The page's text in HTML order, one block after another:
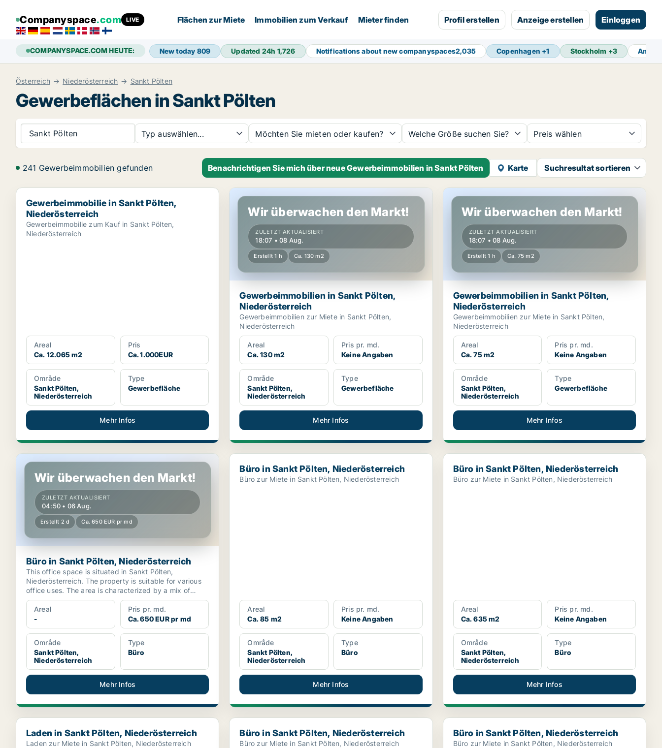
Companyspace.com LIVE Flächen zur Miete Immobilien zum Verkauf Mieter finden Profil erstellen Anzeige erstellen Einloggen
COMPANYSPACE.COM HEUTE: New today 809 Updated 24h 1,726 Notifications about new companyspaces2,035 Copenhagen +1 Stockholm +3
Österreich Niederösterreich Sankt Pölten
Gewerbeflächen in Sankt Pölten
Sankt Pölten Typ auswählen... Möchten Sie mieten oder kaufen? Welche Größe suchen Sie? Preis wählen
241 Gewerbeimmobilien gefunden Benachrichtigen Sie mich über neue Gewerbeimmobilien in Sankt Pölten Karte Suchresultat sortieren
Gewerbeimmobilie in Sankt Pölten, Niederösterreich
Gewerbeimmobilie in Sankt Pölten,
Niederösterreich
Gewerbeimmobilie zum Kauf in Sankt Pölten,
Niederösterreich
Areal
Ca. 12.065 m2
Pris
Ca. 1.000EUR
Område
Sankt Pölten,
Niederösterreich
Type
Gewerbefläche
Mehr Infos
Gewerbeimmobilien in Sankt Pölten, Niederösterreich
Wir überwachen den Markt!
ZULETZT AKTUALISIERT
18:07 • 08 Aug.
Erstellt 1 h Ca. 130 m2
Gewerbeimmobilien in Sankt Pölten,
Niederösterreich
Gewerbeimmobilien zur Miete in Sankt Pölten,
Niederösterreich
Areal
Ca. 130 m2
Pris pr. md.
Keine Angaben
Område
Sankt Pölten,
Niederösterreich
Type
Gewerbefläche
Mehr Infos
Gewerbeimmobilien in Sankt Pölten, Niederösterreich
Wir überwachen den Markt!
ZULETZT AKTUALISIERT
18:07 • 08 Aug.
Erstellt 1 h Ca. 75 m2
Gewerbeimmobilien in Sankt Pölten,
Niederösterreich
Gewerbeimmobilien zur Miete in Sankt Pölten,
Niederösterreich
Areal
Ca. 75 m2
Pris pr. md.
Keine Angaben
Område
Sankt Pölten,
Niederösterreich
Type
Gewerbefläche
Mehr Infos
Büro in Sankt Pölten, Niederösterreich
Wir überwachen den Markt!
ZULETZT AKTUALISIERT
04:50 • 06 Aug.
Erstellt 2 d Ca. 650 EUR pr md
Büro in Sankt Pölten, Niederösterreich
This office space is situated in Sankt Pölten,
Niederösterreich. The property is suitable for various
office uses. The area is characterized by a mix of
comm...
Areal
-
Pris pr. md.
Ca. 650 EUR pr md
Område
Sankt Pölten,
Niederösterreich
Type
Büro
Mehr Infos
Büro in Sankt Pölten, Niederösterreich
Büro in Sankt Pölten, Niederösterreich
Büro zur Miete in Sankt Pölten, Niederösterreich
Areal
Ca. 85 m2
Pris pr. md.
Keine Angaben
Område
Sankt Pölten,
Niederösterreich
Type
Büro
Mehr Infos
Büro in Sankt Pölten, Niederösterreich
Büro in Sankt Pölten, Niederösterreich
Büro zur Miete in Sankt Pölten, Niederösterreich
Areal
Ca. 635 m2
Pris pr. md.
Keine Angaben
Område
Sankt Pölten,
Niederösterreich
Type
Büro
Mehr Infos
Laden in Sankt Pölten, Niederösterreich
Laden in Sankt Pölten, Niederösterreich
Laden zur Miete in Sankt Pölten, Niederösterreich
Büro in Sankt Pölten, Niederösterreich
Büro in Sankt Pölten, Niederösterreich
Büro zur Miete in Sankt Pölten, Niederösterreich
Büro in Sankt Pölten, Niederösterreich
Büro in Sankt Pölten, Niederösterreich
Büro zur Miete in Sankt Pölten, Niederösterreich